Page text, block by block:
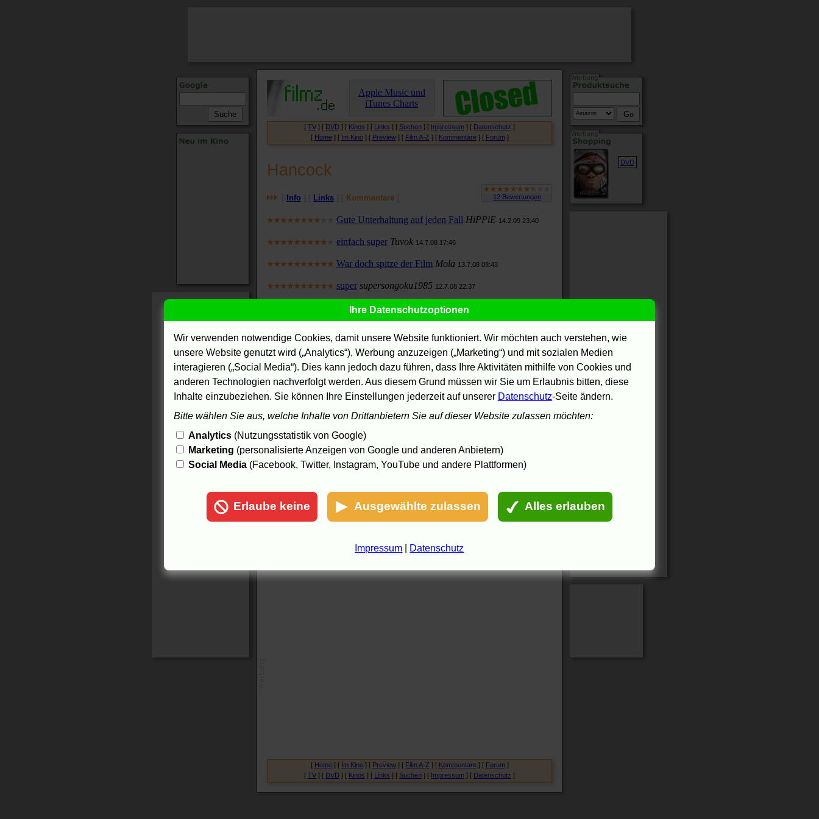
Apple Music und
iTunes Charts
[ TV ] [ DVD ] [ Kinos ] [ Links ] [ Suchen ] [ Impressum ] [ Datenschutz ]
[ Home] [ Im Kino] [ Preview] [ Film A-Z ] [ Kommentare] [ Forum]
Hancock
Info Links Kommentare
Gute Unterhaltung auf jeden Fall HiPPiE 14.2.09 23:40
einfach super Tuvok 14.7.08 17:46
War doch spitze der Film Mola 13.7.08 08:43
super supersongoku1985 12.7.08 22:37
naja 12.7.08 09:29
anfang top, ende flop tsk 6.7.08 23:11
nichts besonderes 5.7.08 12:14
Klasse Film 4.7.08 19:11
der Film isssss Richtig hamma xD zugboy
ich finde diesen film einfach toll! 22.6.08 13:35
Dreck Downloader
Dreck Nobo
Kommentare geschlossen
[ Home] [ Im Kino] [ Preview] [ Film A-Z ] [ Kommentare] [ Forum]
[ TV ] [ DVD ] [ Kinos ] [ Links ] [ Suchen ] [ Impressum ] [ Datenschutz ]
Ihre Datenschutzoptionen
Wir verwenden notwendige Cookies, damit unsere Website funktioniert. Wir möchten auch verstehen, wie
unsere Website genutzt wird („Analytics“), Werbung anzuzeigen („Marketing“) und mit sozialen Medien
interagieren („Social Media“). Dies kann jedoch dazu führen, dass Ihre Aktivitäten mithilfe von Cookies und
anderen Technologien nachverfolgt werden. Aus diesem Grund müssen wir Sie um Erlaubnis bitten, diese
Inhalte einzubeziehen. Sie können Ihre Einstellungen jederzeit auf unserer Datenschutz-Seite ändern.
Bitte wählen Sie aus, welche Inhalte von Drittanbietern Sie auf dieser Website zulassen möchten:
Analytics(Nutzungsstatistik von Google)
Marketing (personalisierte Anzeigen von Google und anderen Anbietern)
Social Media(Facebook, Twitter, Instagram, YouTube und andere Plattformen)
Erlaube keine Ausgewählte zulassen Alles erlauben
Impressum Datenschutz